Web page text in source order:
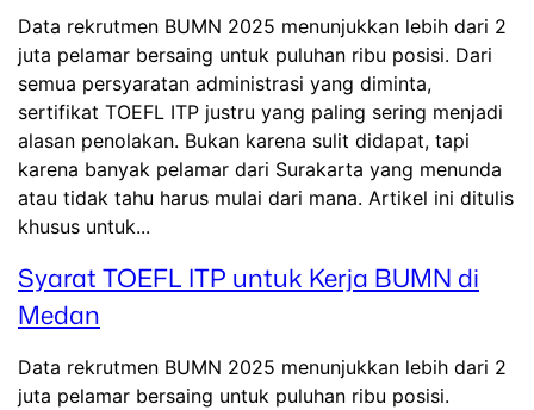
Data rekrutmen BUMN 2025 menunjukkan lebih dari 2
juta pelamar bersaing untuk puluhan ribu posisi. Dari
semua persyaratan administrasi yang diminta,
sertifikat TOEFL ITP justru yang paling sering menjadi
alasan penolakan. Bukan karena sulit didapat, tapi
karena banyak pelamar dari Surakarta yang menunda
atau tidak tahu harus mulai dari mana. Artikel ini ditulis
khusus untuk...
Syarat TOEFL ITP untuk Kerja BUMN di
Medan
Data rekrutmen BUMN 2025 menunjukkan lebih dari 2
juta pelamar bersaing untuk puluhan ribu posisi.